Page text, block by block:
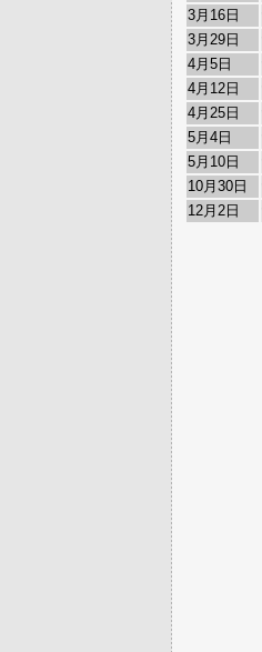
3月16日
3月29日
4月5日
4月12日
4月25日
5月4日
5月10日
10月30日
12月2日